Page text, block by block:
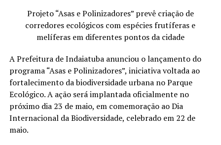
Projeto “Asas e Polinizadores” prevê criação de
corredores ecológicos com espécies frutíferas e
melíferas em diferentes pontos da cidade
A Prefeitura de Indaiatuba anunciou o lançamento do
programa “Asas e Polinizadores”, iniciativa voltada ao
fortalecimento da biodiversidade urbana no Parque
Ecológico. A ação será implantada oficialmente no
próximo dia 23 de maio, em comemoração ao Dia
Internacional da Biodiversidade, celebrado em 22 de
maio.